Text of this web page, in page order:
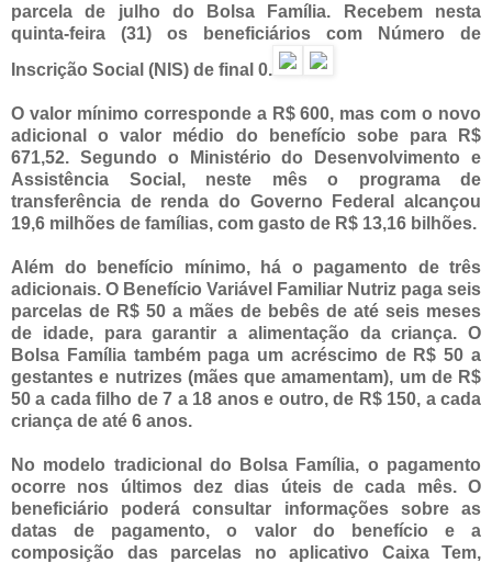
parcela de julho do Bolsa Família. Recebem nesta
quinta-feira (31) os beneficiários com Número de
Inscrição Social (NIS) de final 0.
O valor mínimo corresponde a R$ 600, mas com o novo
adicional o valor médio do benefício sobe para R$
671,52. Segundo o Ministério do Desenvolvimento e
Assistência Social, neste mês o programa de
transferência de renda do Governo Federal alcançou
19,6 milhões de famílias, com gasto de R$ 13,16 bilhões.
Além do benefício mínimo, há o pagamento de três
adicionais. O Benefício Variável Familiar Nutriz paga seis
parcelas de R$ 50 a mães de bebês de até seis meses
de idade, para garantir a alimentação da criança. O
Bolsa Família também paga um acréscimo de R$ 50 a
gestantes e nutrizes (mães que amamentam), um de R$
50 a cada filho de 7 a 18 anos e outro, de R$ 150, a cada
criança de até 6 anos.
No modelo tradicional do Bolsa Família, o pagamento
ocorre nos últimos dez dias úteis de cada mês. O
beneficiário poderá consultar informações sobre as
datas de pagamento, o valor do benefício e a
composição das parcelas no aplicativo Caixa Tem,